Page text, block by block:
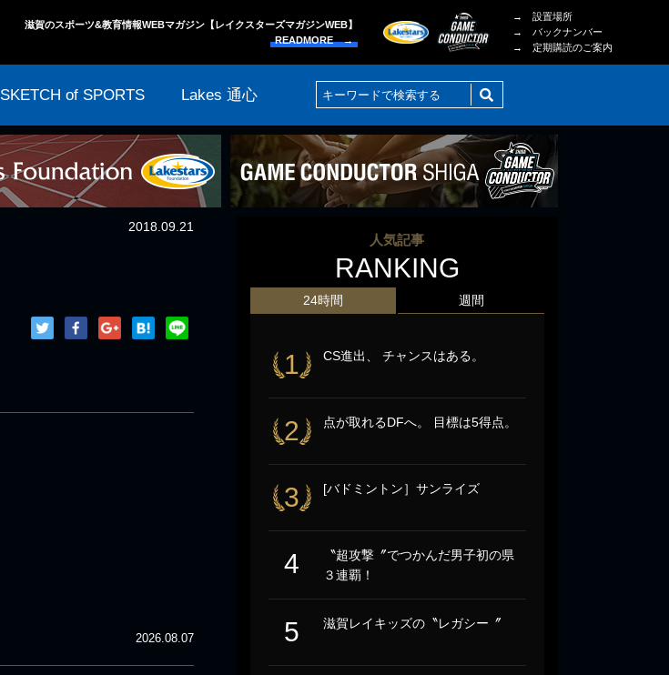
滋賀のスポーツ&教育情報WEBマガジン【レイクスターズマガジンWEB】
READMORE →
→ 設置場所
→ バックナンバー
→ 定期購読のご案内
SKETCH of SPORTS Lakes 通心
2018.09.21
2026.08.07
人気記事
RANKING
24時間
1 CS進出、 チャンスはある。
2 点が取れるDFへ。 目標は5得点。
3 [バドミントン］サンライズ
4
〝超攻撃〞でつかんだ男子初の県
３連覇！
5 滋賀レイキッズの〝レガシー〞
週間